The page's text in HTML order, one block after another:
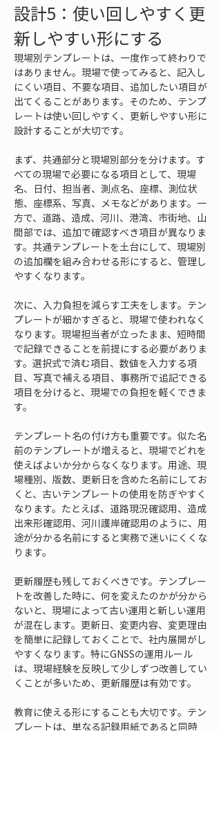
設計5：使い回しやすく更
新しやすい形にする
現場別テンプレートは、一度作って終わりで
はありません。現場で使ってみると、記入し
にくい項目、不要な項目、追加したい項目が
出てくることがあります。そのため、テンプ
レートは使い回しやすく、更新しやすい形に
設計することが大切です。
まず、共通部分と現場別部分を分けます。す
べての現場で必要になる項目として、現場
名、日付、担当者、測点名、座標、測位状
態、座標系、写真、メモなどがあります。一
方で、道路、造成、河川、港湾、市街地、山
間部では、追加で確認すべき項目が異なりま
す。共通テンプレートを土台にして、現場別
の追加欄を組み合わせる形にすると、管理し
やすくなります。
次に、入力負担を減らす工夫をします。テン
プレートが細かすぎると、現場で使われなく
なります。現場担当者が立ったまま、短時間
で記録できることを前提にする必要がありま
す。選択式で済む項目、数値を入力する項
目、写真で補える項目、事務所で追記できる
項目を分けると、現場での負担を軽くできま
す。
テンプレート名の付け方も重要です。似た名
前のテンプレートが増えると、現場でどれを
使えばよいか分からなくなります。用途、現
場種別、版数、更新日を含めた名前にしてお
くと、古いテンプレートの使用を防ぎやすく
なります。たとえば、道路現況確認用、造成
出来形確認用、河川護岸確認用のように、用
途が分かる名前にすると実務で迷いにくくな
ります。
更新履歴も残しておくべきです。テンプレー
トを改善した時に、何を変えたのかが分から
ないと、現場によって古い運用と新しい運用
が混在します。更新日、変更内容、変更理由
を簡単に記録しておくことで、社内展開がし
やすくなります。特にGNSSの運用ルール
は、現場経験を反映して少しずつ改善してい
くことが多いため、更新履歴は有効です。
教育に使える形にすることも大切です。テン
プレートは、単なる記録用紙であると同時